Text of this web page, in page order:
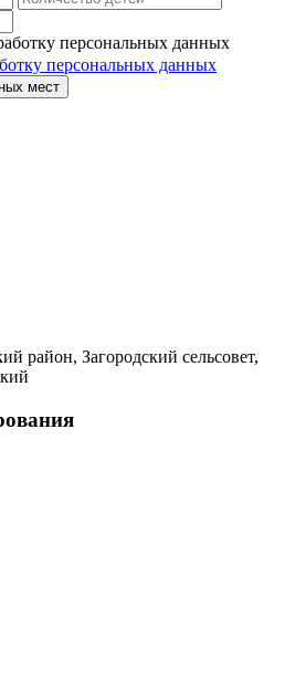
персональных данных
персональных данных
мест
район, Загородский сельсовет,